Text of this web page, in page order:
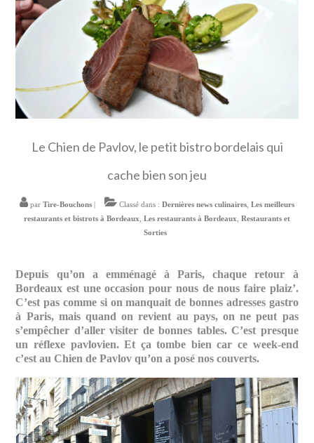
Vins et cocktails
Restaurants – Sorties
Food Trotter
Le Chien de Pavlov, le petit bistro bordelais qui
cache bien son jeu
par Tire-Bouchons Classé dans : Dernières news culinaires, Les meilleurs
restaurants et bistrots à Bordeaux, Les restaurants à Bordeaux, Restaurants et
Sorties
Depuis qu’on a emménagé à Paris, chaque retour à
Bordeaux est une occasion pour nous de nous faire plaiz’.
C’est pas comme si on manquait de bonnes adresses gastro
à Paris, mais quand on revient au pays, on ne peut pas
s’empêcher d’aller visiter de bonnes tables. C’est presque
un réflexe pavlovien. Et ça tombe bien car ce week-end
c’est au Chien de Pavlov qu’on a posé nos couverts.